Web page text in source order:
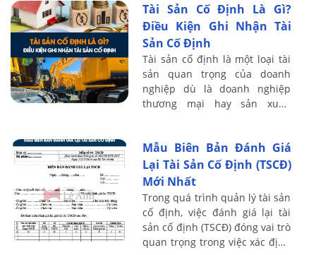
...
Tài Sản Cố Định Là Gì?
Điều Kiện Ghi Nhận Tài
Sản Cố Định
Tài sản cố định là một loại tài
sản quan trọng của doanh
nghiệp dù là doanh nghiệp
thương mại hay sản xuất.
thực hành sẽ ...
Mẫu Biên Bản Đánh Giá
Lại Tài Sản Cố Định (TSCĐ)
Mới Nhất
Trong quá trình quản lý tài sản
cố định, việc đánh giá lại tài
sản cố định (TSCĐ) đóng vai trò
quan trọng trong việc xác định